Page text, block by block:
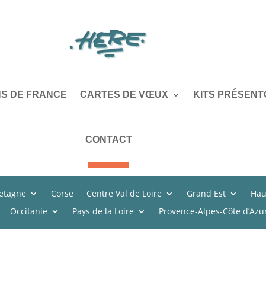
DE FRANCE CARTES DE VŒUX KITS
CONTACT
Corse Centre Val de Loire Grand Est
Occitanie Pays de la Loire Provence-Alpes-Côte